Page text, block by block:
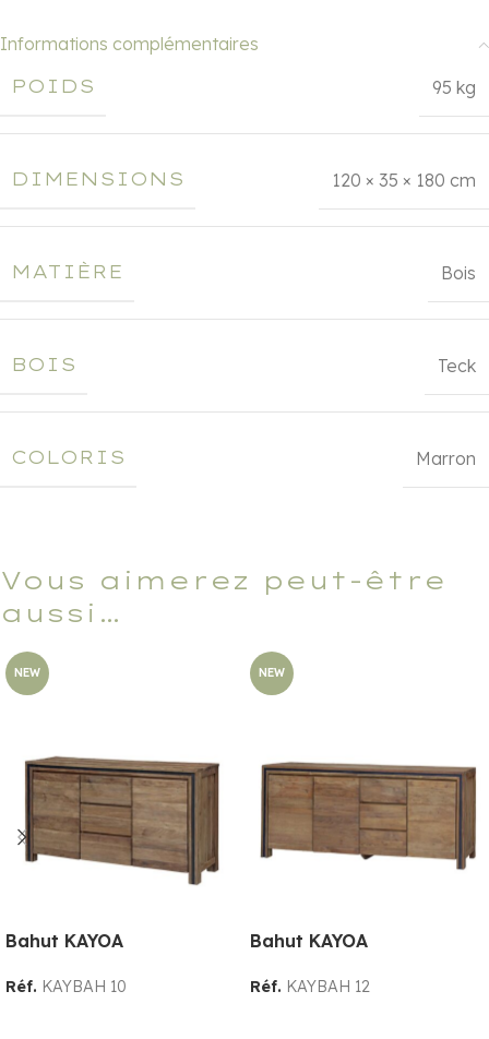
Informations complémentaires
POIDS
95 kg
DIMENSIONS 120 × 35 × 180 cm
MATIÈRE Bois
BOIS Teck
COLORIS Marron
Vous aimerez peut-être
aussi…
NEW
Bahut KAYOA
Réf. KAYBAH 10
NEW
Bahut KAYOA
Réf. KAYBAH 12